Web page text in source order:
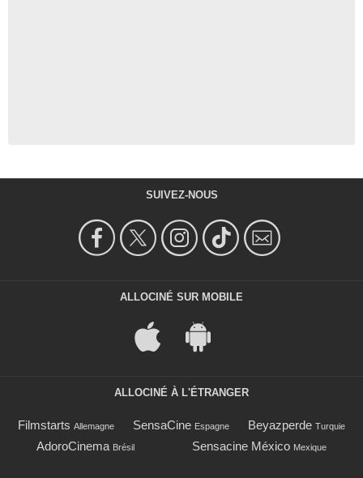
SUIVEZ-NOUS
ALLOCINÉ SUR MOBILE
ALLOCINÉ À L'ÉTRANGER
Filmstarts Allemagne SensaCine Espagne Beyazperde Turquie
AdoroCinema Brésil Sensacine México Mexique